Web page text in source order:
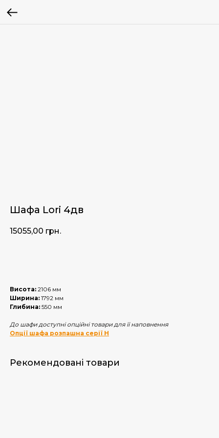
Шафа Lori 4дв
15055,00 грн.
Висота: 2106 мм
Ширина: 1792 мм
Глибина: 550 мм
До шафи доступні опційні товари для її наповнення
Опції шафа розпашна серії Н
Рекомендовані товари